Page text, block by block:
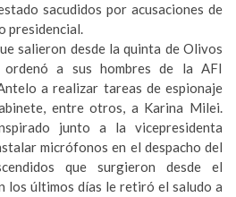
sacudidos por acusaciones de
presidencial.
salieron desde la quinta de Olivos
ordenó a sus hombres de la AFI
a realizar tareas de espionaje
entre otros, a Karina Milei.
junto a la vicepresidenta
micrófonos en el despacho del
que surgieron desde el
los últimos días le retiró el saludo a